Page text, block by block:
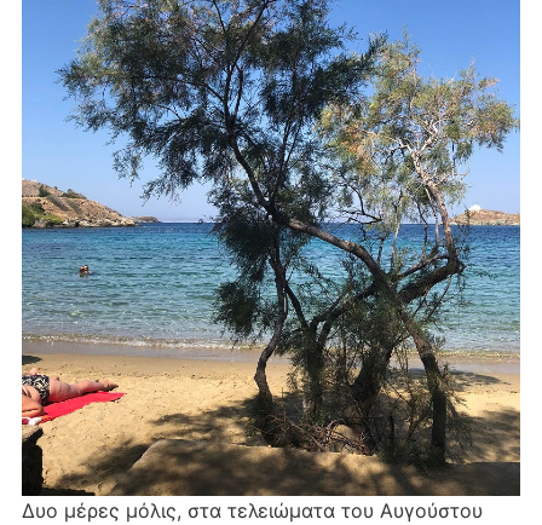
Δυο μέρες μόλις, στα τελειώματα του Αυγούστου